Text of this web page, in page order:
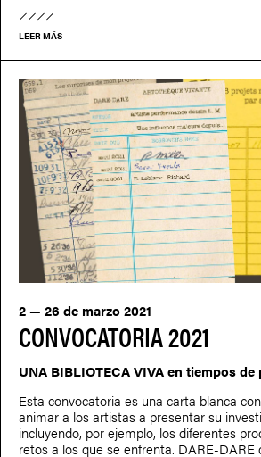
LEER MÁS
CONVOCATORIA 2021
2 — 26 de marzo 2021
UNA BIBLIOTECA VIVA en tiempos de
Esta convocatoria es una carta blanca
animar a los artistas a presentar su
incluyendo, por ejemplo, los diferentes
retos a los que se enfrenta. DARE-DARE